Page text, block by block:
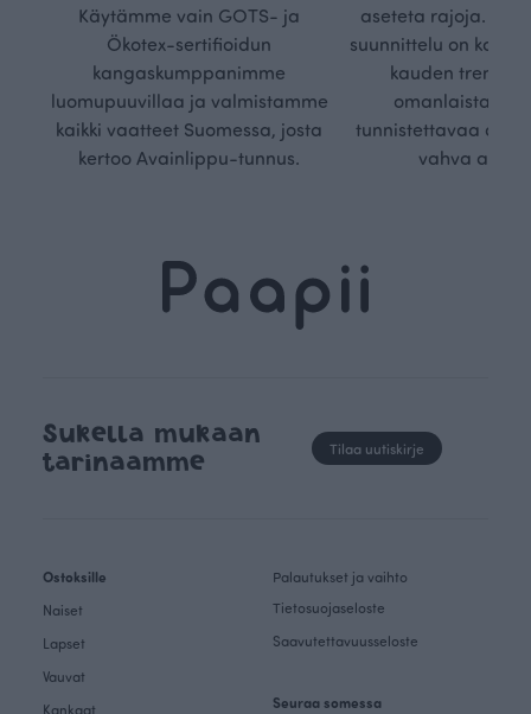
Käytämme vain GOTS- ja
Ökotex-sertifioidun
kangaskumppanimme
luomupuuvillaa ja valmistamme
kaikki vaatteet Suomessa, josta
kertoo Avainlippu-tunnus.
aseteta rajoja.
suunnittelu on
kauden
omanlaista,
tunnistettavaa
vahva
Sukella mukaan
tarinaamme
Tilaa uutiskirje
Ostoksille
Naiset
Lapset
Vauvat
Kankaat
Palautukset ja vaihto
Tietosuojaseloste
Saavutettavuusseloste
Seuraa somessa